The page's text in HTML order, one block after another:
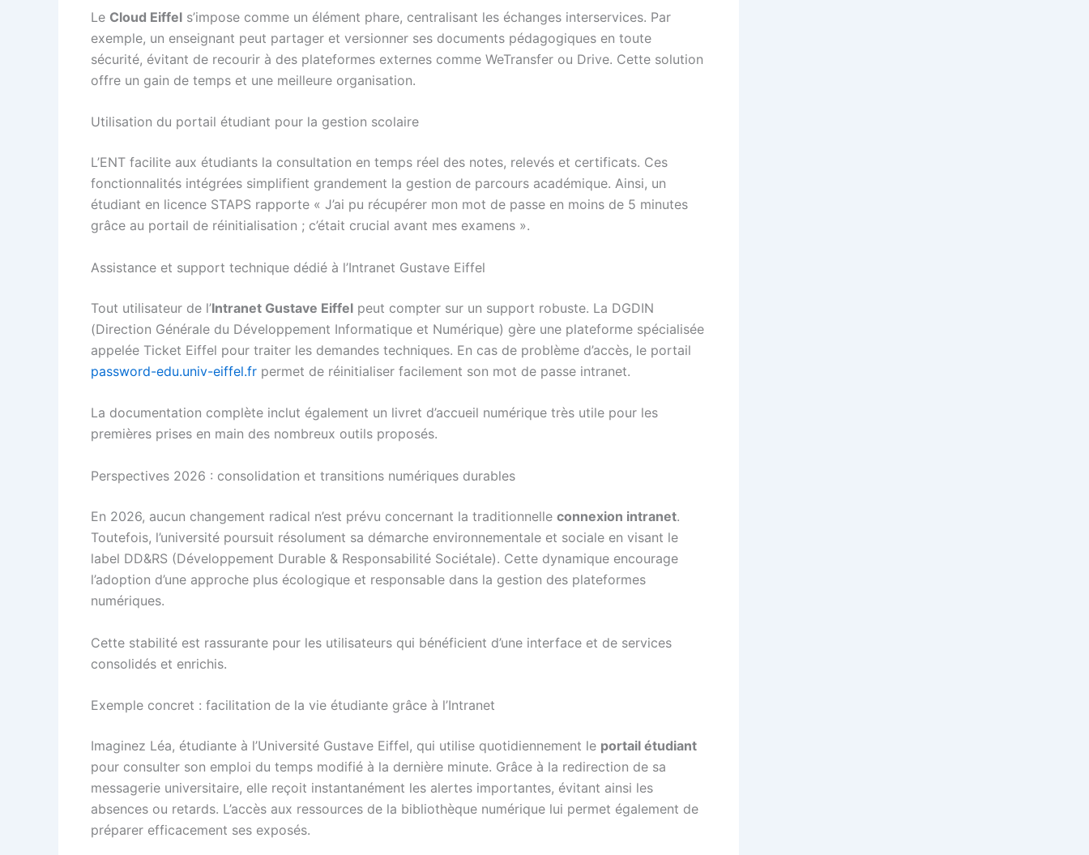
Le Cloud Eiffel s’impose comme un élément phare, centralisant les échanges interservices. Par
exemple, un enseignant peut partager et versionner ses documents pédagogiques en toute
sécurité, évitant de recourir à des plateformes externes comme WeTransfer ou Drive. Cette solution
offre un gain de temps et une meilleure organisation.
Utilisation du portail étudiant pour la gestion scolaire
L’ENT facilite aux étudiants la consultation en temps réel des notes, relevés et certificats. Ces
fonctionnalités intégrées simplifient grandement la gestion de parcours académique. Ainsi, un
étudiant en licence STAPS rapporte « J’ai pu récupérer mon mot de passe en moins de 5 minutes
grâce au portail de réinitialisation ; c’était crucial avant mes examens ».
Assistance et support technique dédié à l’Intranet Gustave Eiffel
Tout utilisateur de l’Intranet Gustave Eiffel peut compter sur un support robuste. La DGDIN
(Direction Générale du Développement Informatique et Numérique) gère une plateforme spécialisée
appelée Ticket Eiffel pour traiter les demandes techniques. En cas de problème d’accès, le portail
password-edu.univ-eiffel.fr permet de réinitialiser facilement son mot de passe intranet.
La documentation complète inclut également un livret d’accueil numérique très utile pour les
premières prises en main des nombreux outils proposés.
Perspectives 2026 : consolidation et transitions numériques durables
En 2026, aucun changement radical n’est prévu concernant la traditionnelle connexion intranet.
Toutefois, l’université poursuit résolument sa démarche environnementale et sociale en visant le
label DD&RS (Développement Durable & Responsabilité Sociétale). Cette dynamique encourage
l’adoption d’une approche plus écologique et responsable dans la gestion des plateformes
numériques.
Cette stabilité est rassurante pour les utilisateurs qui bénéficient d’une interface et de services
consolidés et enrichis.
Exemple concret : facilitation de la vie étudiante grâce à l’Intranet
Imaginez Léa, étudiante à l’Université Gustave Eiffel, qui utilise quotidiennement le portail étudiant
pour consulter son emploi du temps modifié à la dernière minute. Grâce à la redirection de sa
messagerie universitaire, elle reçoit instantanément les alertes importantes, évitant ainsi les
absences ou retards. L’accès aux ressources de la bibliothèque numérique lui permet également de
préparer efficacement ses exposés.